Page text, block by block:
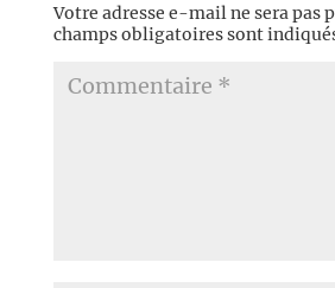
Votre adresse e-mail ne sera pas
champs obligatoires sont